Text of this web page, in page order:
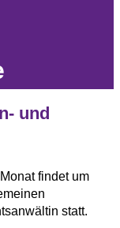
und
findet um
statt.